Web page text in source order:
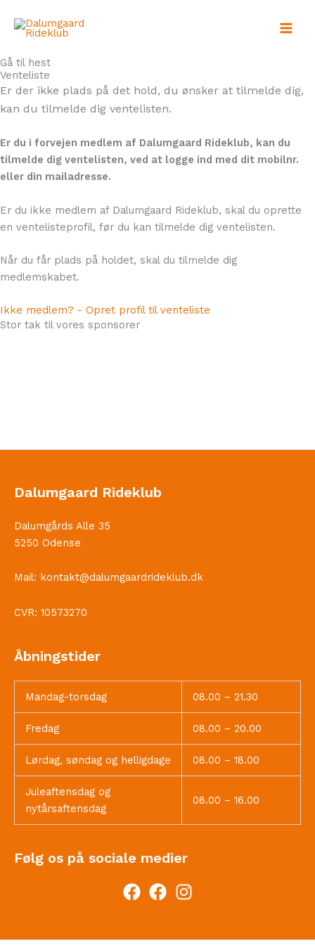
Gå til hest
Venteliste
Er der ikke plads på det hold, du ønsker at tilmelde dig,
kan du tilmelde dig ventelisten.
Er du i forvejen medlem af Dalumgaard Rideklub, kan du
tilmelde dig ventelisten, ved at logge ind med dit mobilnr.
eller din mailadresse.
Er du ikke medlem af Dalumgaard Rideklub, skal du oprette
en ventelisteprofil, før du kan tilmelde dig ventelisten.
Når du får plads på holdet, skal du tilmelde dig
medlemskabet.
Ikke medlem? - Opret profil til venteliste
Stor tak til vores sponsorer
Dalumgaard Rideklub
Dalumgårds Alle 35
5250 Odense
Mail: kontakt@dalumgaardrideklub.dk
CVR: 10573270
Åbningstider
Mandag-torsdag 08.00 – 21.30
Fredag 08.00 – 20.00
Lørdag, søndag og helligdage 08.00 – 18.00
Juleaftensdag og
nytårsaftensdag
08.00 – 16.00
Følg os på sociale medier